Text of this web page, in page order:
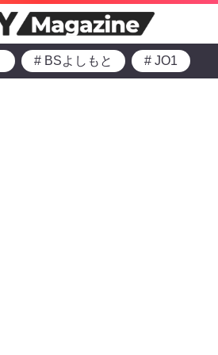
# BSよしもと # JO1